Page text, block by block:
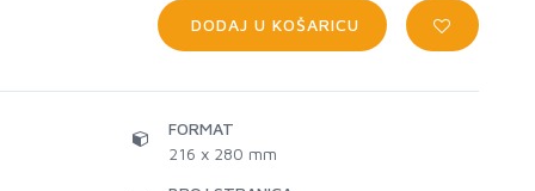
DODAJ U KOŠARICU
FORMAT
216 x 280 mm